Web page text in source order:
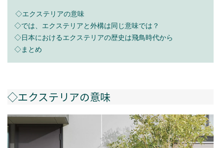
◇エクステリアの意味
◇では、エクステリアと外構は同じ意味では？
◇日本におけるエクステリアの歴史は飛鳥時代から
◇まとめ
◇エクステリアの意味